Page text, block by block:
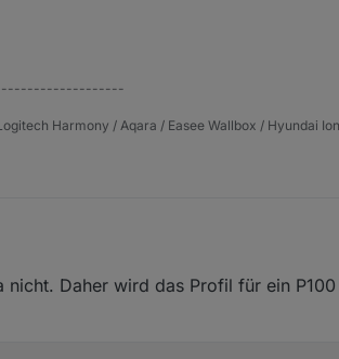
Harmony / Aqara / Easee Wallbox / Hyundai
Daher wird das Profil für ein